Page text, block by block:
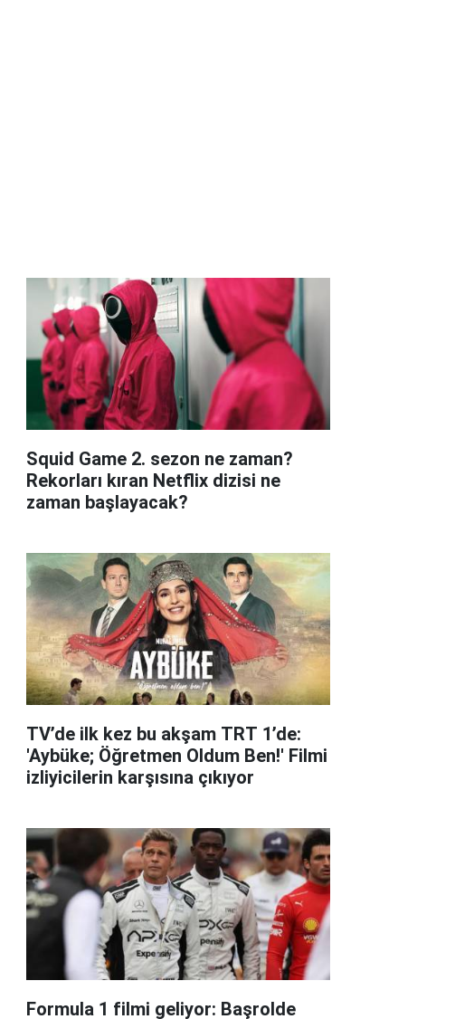
Squid Game 2. sezon ne zaman?
Rekorları kıran Netflix dizisi ne
zaman başlayacak?
TV’de ilk kez bu akşam TRT 1’de:
'Aybüke; Öğretmen Oldum Ben!' Filmi
izliyicilerin karşısına çıkıyor
Formula 1 filmi geliyor: Başrolde